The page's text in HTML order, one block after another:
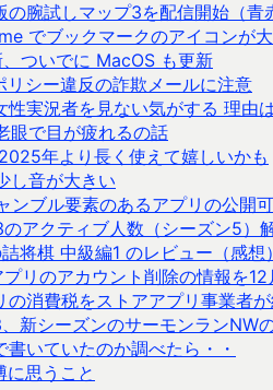
の腕試しマップ3を配信開始（青
でブックマークのアイコンが
ついでに MacOS も更新
シー違反の詐欺メールに注意
性実況者を見ない気がする 理由
眼で目が疲れるの話
年より長く使えて嬉しいかも
し音が大きい
ンブル要素のあるアプリの公開
アクティブ人数（シーズン5）
将棋 中級編1 のレビュー（感想
リのアカウント削除の情報を12
の消費税をストアアプリ事業者
新シーズンのサーモンランNW
いていたのか調べたら・・
に思うこと